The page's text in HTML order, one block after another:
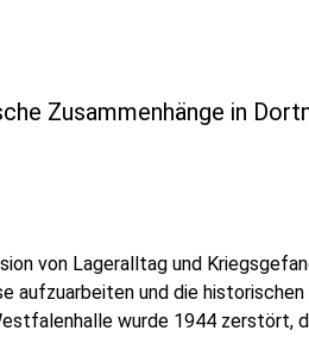
Zusammenhänge in
von Lageralltag und
aufzuarbeiten und die historischen
wurde 1944 zerstört,